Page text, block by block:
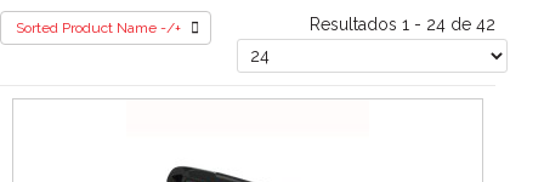
Sorted Product Name -/+ Resultados 1 - 24 de 42